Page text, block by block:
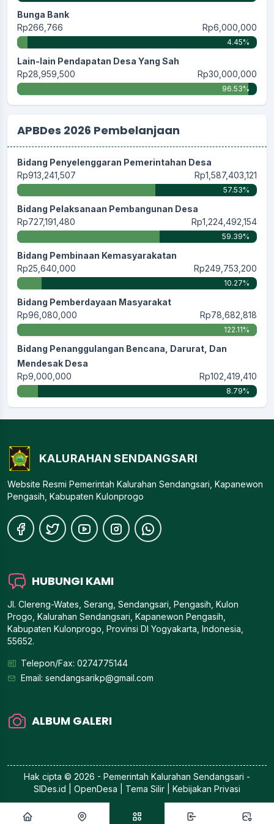
Bunga Bank
Rp266,766
Rp6,000,000
4.45%
Lain-lain Pendapatan Desa Yang Sah
Rp28,959,500
Rp30,000,000
96.53%
APBDes 2026 Pembelanjaan
Bidang Penyelenggaran Pemerintahan Desa
Rp913,241,507
Rp1,587,403,121
57.53%
Bidang Pelaksanaan Pembangunan Desa
Rp727,191,480
Rp1,224,492,154
59.39%
Bidang Pembinaan Kemasyarakatan
Rp25,640,000
Rp249,753,200
10.27%
Bidang Pemberdayaan Masyarakat
Rp96,080,000
Rp78,682,818
122.11%
Bidang Penanggulangan Bencana, Darurat, Dan
Mendesak Desa
Rp9,000,000
Rp102,419,410
8.79%
KALURAHAN SENDANGSARI
Website Resmi Pemerintah Kalurahan Sendangsari, Kapanewon
Pengasih, Kabupaten Kulonprogo
HUBUNGI KAMI
Jl. Clereng-Wates, Serang, Sendangsari, Pengasih, Kulon
Progo, Kalurahan Sendangsari, Kapanewon Pengasih,
Kabupaten Kulonprogo, Provinsi DI Yogyakarta, Indonesia,
55652.
Telepon/Fax: 0274775144
Email: sendangsarikp@gmail.com
ALBUM GALERI
Hak cipta © 2026 - Pemerintah Kalurahan Sendangsari -
SIDes.id
| OpenDesa | Tema Silir | Kebijakan Privasi